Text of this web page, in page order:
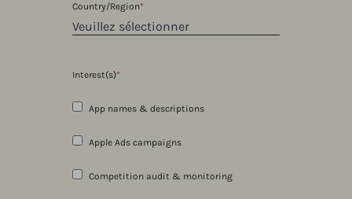
Country/Region*
Interest(s)*
App names & descriptions
Apple Ads campaigns
Competition audit & monitoring